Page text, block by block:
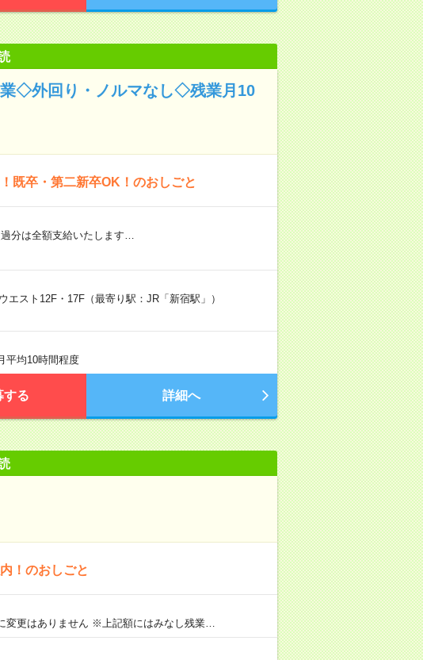
◇外回り・ノルマなし◇残業月10
既卒・第二新卒OK！のおしごと
分は全額支給いたします…
スト12F・17F（最寄り駅：JR「新宿駅」）
均10時間程度
する 詳細へ
！のおしごと
更はありません ※上記額にはみなし残業…